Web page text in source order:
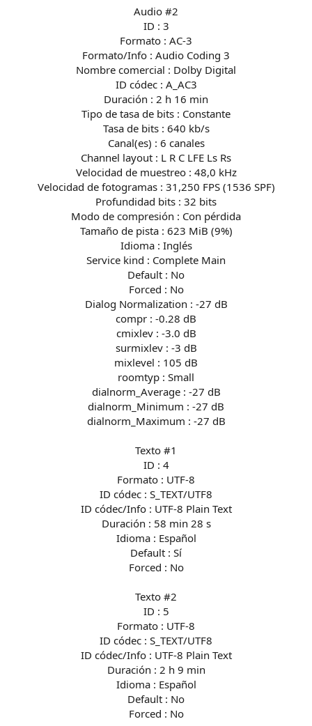
Audio #2
ID : 3
Formato : AC-3
Formato/Info : Audio Coding 3
Nombre comercial : Dolby Digital
ID códec : A_AC3
Duración : 2 h 16 min
Tipo de tasa de bits : Constante
Tasa de bits : 640 kb/s
Canal(es) : 6 canales
Channel layout : L R C LFE Ls Rs
Velocidad de muestreo : 48,0 kHz
Velocidad de fotogramas : 31,250 FPS (1536 SPF)
Profundidad bits : 32 bits
Modo de compresión : Con pérdida
Tamaño de pista : 623 MiB (9%)
Idioma : Inglés
Service kind : Complete Main
Default : No
Forced : No
Dialog Normalization : -27 dB
compr : -0.28 dB
cmixlev : -3.0 dB
surmixlev : -3 dB
mixlevel : 105 dB
roomtyp : Small
dialnorm_Average : -27 dB
dialnorm_Minimum : -27 dB
dialnorm_Maximum : -27 dB
Texto #1
ID : 4
Formato : UTF-8
ID códec : S_TEXT/UTF8
ID códec/Info : UTF-8 Plain Text
Duración : 58 min 28 s
Idioma : Español
Default : Sí
Forced : No
Texto #2
ID : 5
Formato : UTF-8
ID códec : S_TEXT/UTF8
ID códec/Info : UTF-8 Plain Text
Duración : 2 h 9 min
Idioma : Español
Default : No
Forced : No